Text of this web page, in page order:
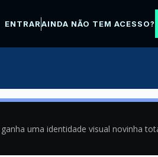
ENTRARAINDA NÃO TEM ACESSO?
uma identidade visual novinha